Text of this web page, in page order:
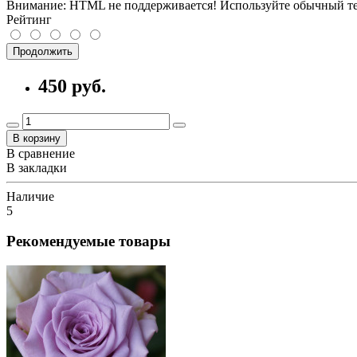
Внимание: HTML не поддерживается! Используйте обычный
Рейтинг
Продолжить
450 руб.
В корзину
В сравнение
В закладки
Наличие
5
Рекомендуемые товары